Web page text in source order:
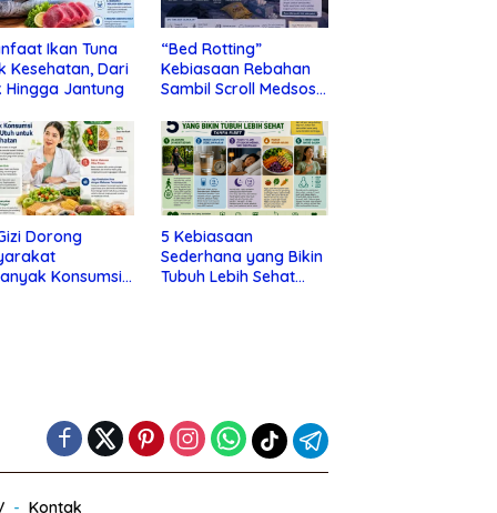
Ikan Tuna
Kesehatan, Dari
Hingga Jantung
“Bed Rotting”
Kebiasaan Rebahan
Sambil Scroll Medsos
Depresi
Dorong
Konsumsi
5 Kebiasaan
Sederhana yang Bikin
Tubuh Lebih Sehat
Kontak